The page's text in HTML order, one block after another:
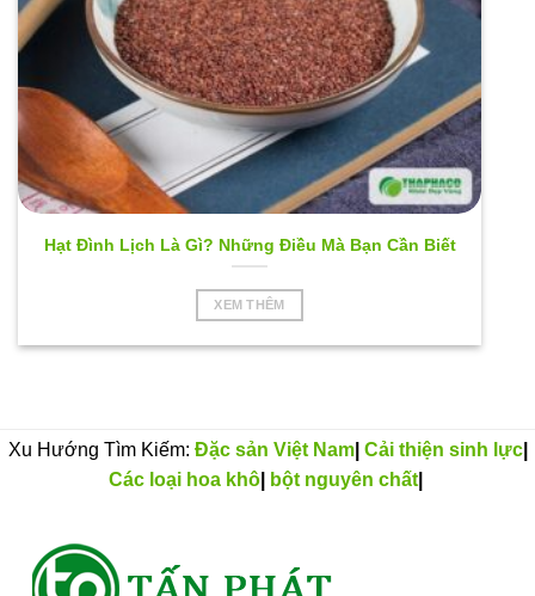
Hạt Đình Lịch Là Gì? Những Điều Mà Bạn Cần Biết
XEM THÊM
Xu Hướng Tìm Kiếm: Đặc sản Việt Nam| Cải thiện sinh lực|
Các loại hoa khô| bột nguyên chất|